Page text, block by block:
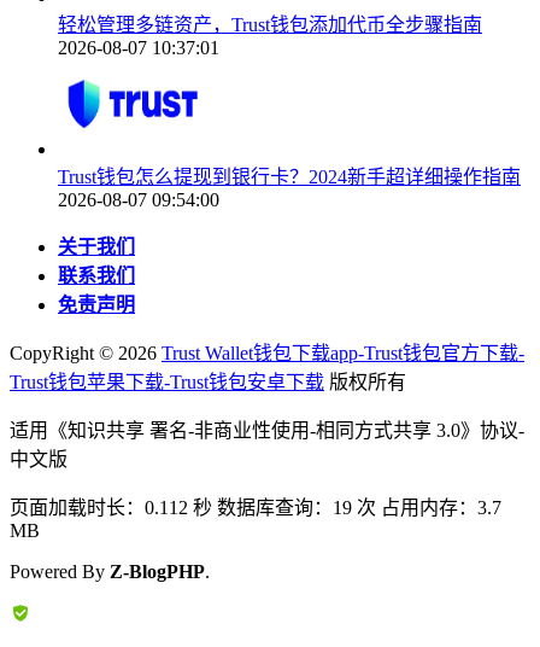
轻松管理多链资产，Trust钱包添加代币全步骤指南
2026-08-07 10:37:01
Trust钱包怎么提现到银行卡？2024新手超详细操作指南
2026-08-07 09:54:00
关于我们
联系我们
免责声明
CopyRight © 2026 Trust Wallet钱包下载app-Trust钱包官方下载-
Trust钱包苹果下载-Trust钱包安卓下载 版权所有
适用《知识共享 署名-非商业性使用-相同方式共享 3.0》协议-
中文版
页面加载时长：0.112 秒 数据库查询：19 次 占用内存：3.7
MB
Powered By Z-BlogPHP.